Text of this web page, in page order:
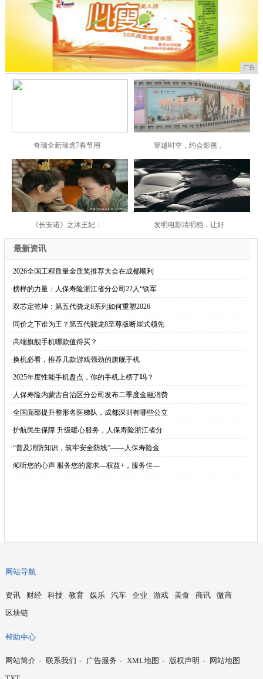
广告
奇瑞全新瑞虎7春节用 穿越时空，约会影视，
《长安诺》之沐王妃： 发明电影清明档，让好
最新资讯
·2026全国工程质量金质奖推荐大会在成都顺利
·榜样的力量：人保寿险浙江省分公司22人“铁军
·双芯定乾坤：第五代骁龙8系列如何重塑2026
· 同价之下谁为王？第五代骁龙8至尊版断崖式领先
·高端旗舰手机哪款值得买？
·换机必看，推荐几款游戏强劲的旗舰手机
·2025年度性能手机盘点，你的手机上榜了吗？
· 人保寿险内蒙古自治区分公司发布二季度金融消费
·全国面部提升整形名医梯队，成都深圳有哪些公立
·护航民生保障 升级暖心服务，人保寿险浙江省分
·“普及消防知识，筑牢安全防线”——人保寿险金
·倾听您的心声 服务您的需求—权益+，服务佳—
网站导航
资讯 财经 科技 教育 娱乐 汽车 企业 游戏 美食 商讯
微商
区块链
帮助中心
网站简介 - 联系我们 - 广告服务 - XML地图 - 版权声明 -
网站地图